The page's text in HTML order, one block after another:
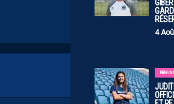
4